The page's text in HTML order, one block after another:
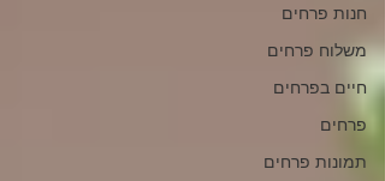
חנות פרחים
משלוח פרחים
חיים בפרחים
פרחים
תמונות פרחים